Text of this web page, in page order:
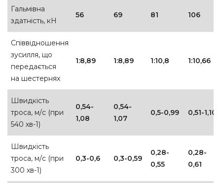
Гальмівна
здатність, кН
56 69 81 106
Співвідношення
зусилля, що
передається
на шестернях
1:8,89 1:8,89 1:10,8 1:10,66
Швидкість
троса, м/с (при
540 хв-1)
0,54-
1,08
0,54-
1,07
0,5-0,99 0,51-1,10
Швидкість
троса, м/с (при
300 хв-1)
0,3-0,6 0,3-0,59
0,28-
0,55
0,28-
0,61